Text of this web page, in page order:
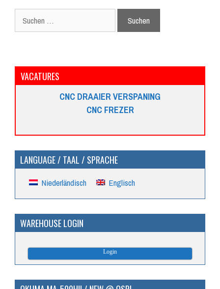
nach:
VACATURES
CNC DRAAIER VERSPANING
CNC FREZER
LANGUAGE / TAAL / SPRACHE
Niederländisch Englisch
WAREHOUSE LOGIN
Login